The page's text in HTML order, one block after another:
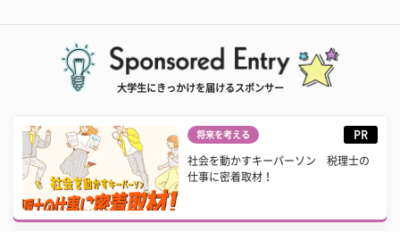
大学生にきっかけを届けるスポンサー
将来を考える PR
社会を動かすキーパーソン 税理士の
仕事に密着取材！